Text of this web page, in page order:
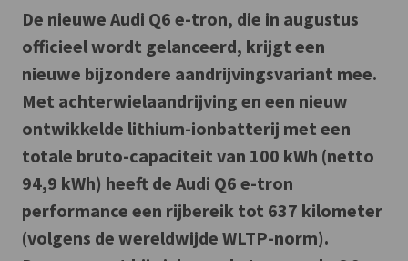
De nieuwe Audi Q6 e-tron, die in augustus
officieel wordt gelanceerd, krijgt een
nieuwe bijzondere aandrijvingsvariant mee.
Met achterwielaandrijving en een nieuw
ontwikkelde lithium-ionbatterij met een
totale bruto-capaciteit van 100 kWh (netto
94,9 kWh) heeft de Audi Q6 e-tron
performance een rijbereik tot 637 kilometer
(volgens de wereldwijde WLTP-norm).